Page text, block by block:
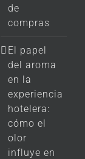
de
compras
El papel
del aroma
en la
experiencia
hotelera:
cómo el
olor
influye en